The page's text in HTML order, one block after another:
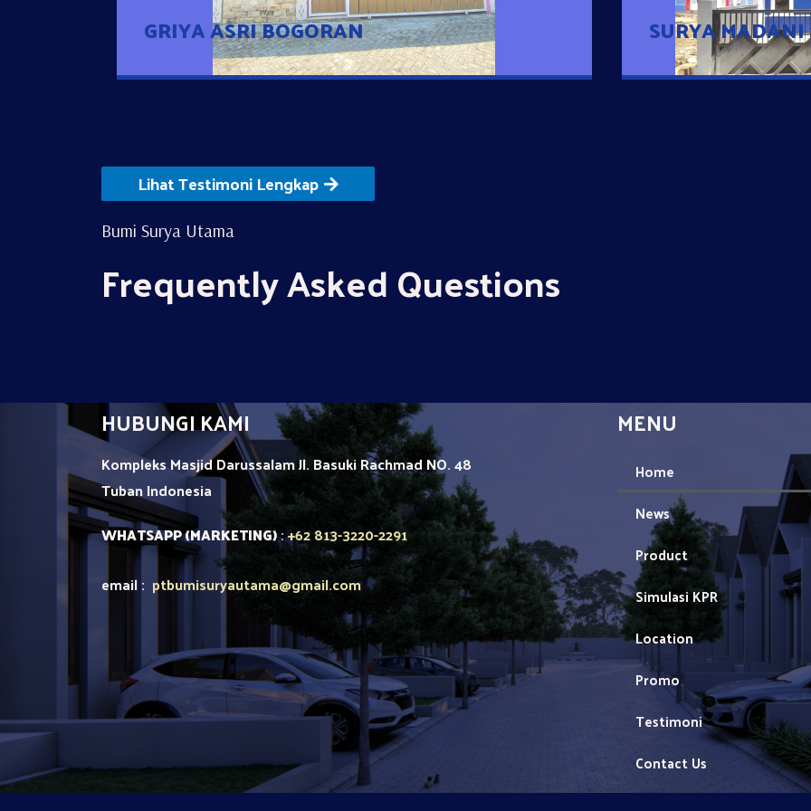
GRIYA ASRI BOGORAN SURYA
Lihat Testimoni Lengkap
Bumi Surya Utama
Frequently Asked Questions
HUBUNGI KAMI
Kompleks Masjid Darussalam Jl. Basuki Rachmad NO. 48
TubanIndonesia
WHATSAPP (MARKETING):+62 813-3220-2291
email : ptbumisuryautama@gmail.com
MENU
Home
News
Product
Simulasi KPR
Location
Promo
Testimoni
Contact Us